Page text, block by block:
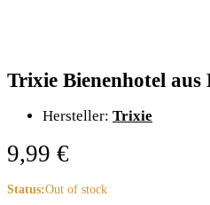
Trixie Bienenhotel aus
Hersteller: Trixie
9,99 €
Status:Out of stock